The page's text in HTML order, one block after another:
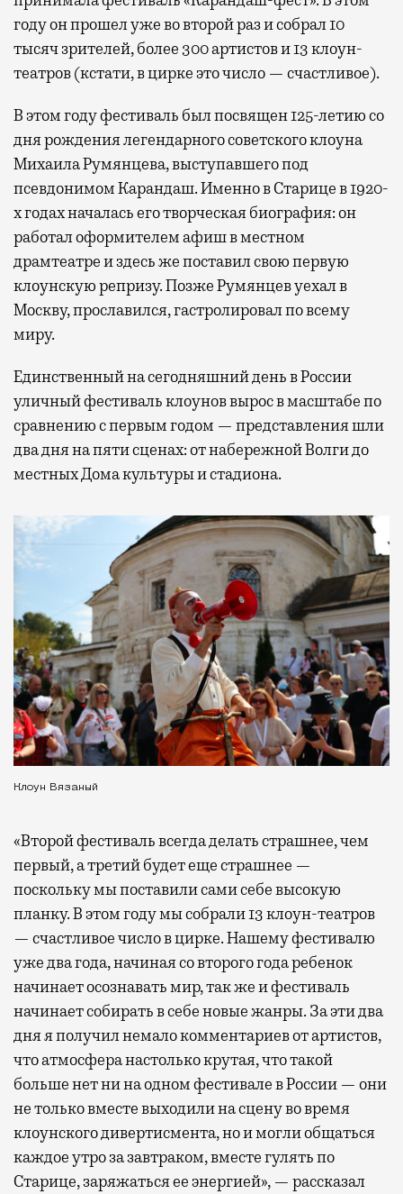
году он прошел уже во второй раз и собрал 10
тысяч зрителей, более 300 артистов и 13 клоун-
театров (кстати, в цирке это число — счастливое).
В этом году фестиваль был посвящен 125-летию со
дня рождения легендарного советского клоуна
Михаила Румянцева, выступавшего под
псевдонимом Карандаш. Именно в Старице в 1920-
х годах началась его творческая биография: он
работал оформителем афиш в местном
драмтеатре и здесь же поставил свою первую
клоунскую репризу. Позже Румянцев уехал в
Москву, прославился, гастролировал по всему
миру.
Единственный на сегодняшний день в России
уличный фестиваль клоунов вырос в масштабе по
сравнению с первым годом — представления шли
два дня на пяти сценах: от набережной Волги до
местных Дома культуры и стадиона.
Клоун Вязаный
«Второй фестиваль всегда делать страшнее, чем
первый, а третий будет еще страшнее —
поскольку мы поставили сами себе высокую
планку. В этом году мы собрали 13 клоун-театров
— счастливое число в цирке. Нашему фестивалю
уже два года, начиная со второго года ребенок
начинает осознавать мир, так же и фестиваль
начинает собирать в себе новые жанры. За эти два
дня я получил немало комментариев от артистов,
что атмосфера настолько крутая, что такой
больше нет ни на одном фестивале в России — они
не только вместе выходили на сцену во время
клоунского дивертисмента, но и могли общаться
каждое утро за завтраком, вместе гулять по
Старице, заряжаться ее энергией», — рассказал